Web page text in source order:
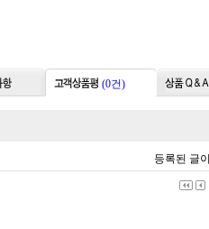
(0건)
등록된 글